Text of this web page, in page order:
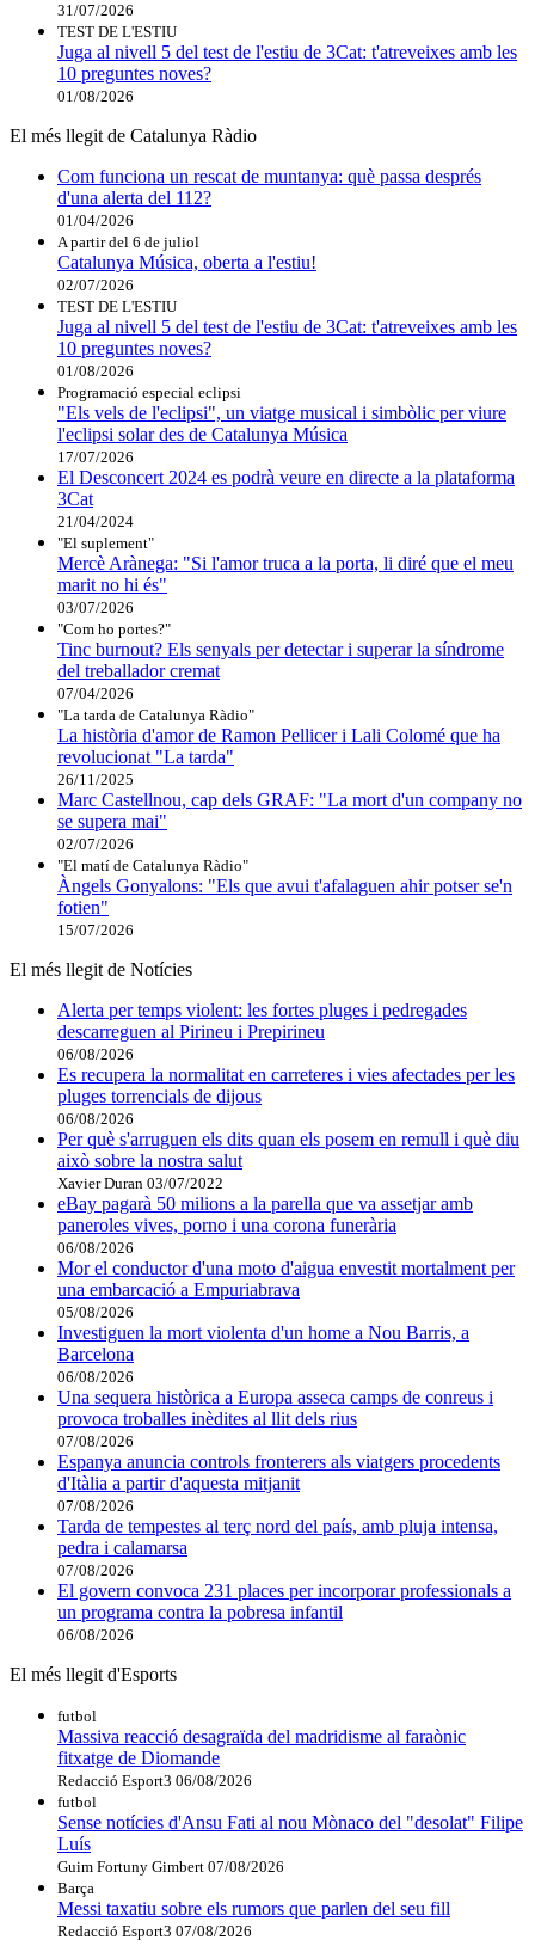
31/07/2026
TEST DE L'ESTIU
Juga al nivell 5 del test de l'estiu de 3Cat: t'atreveixes amb les
10 preguntes noves?
01/08/2026
El més llegit de Catalunya Ràdio
Com funciona un rescat de muntanya: què passa després
d'una alerta del 112?
01/04/2026
A partir del 6 de juliol
Catalunya Música, oberta a l'estiu!
02/07/2026
TEST DE L'ESTIU
Juga al nivell 5 del test de l'estiu de 3Cat: t'atreveixes amb les
10 preguntes noves?
01/08/2026
Programació especial eclipsi
"Els vels de l'eclipsi", un viatge musical i simbòlic per viure
l'eclipsi solar des de Catalunya Música
17/07/2026
El Desconcert 2024 es podrà veure en directe a la plataforma
3Cat
21/04/2024
"El suplement"
Mercè Arànega: "Si l'amor truca a la porta, li diré que el meu
marit no hi és"
03/07/2026
"Com ho portes?"
Tinc burnout? Els senyals per detectar i superar la síndrome
del treballador cremat
07/04/2026
"La tarda de Catalunya Ràdio"
La història d'amor de Ramon Pellicer i Lali Colomé que ha
revolucionat "La tarda"
26/11/2025
Marc Castellnou, cap dels GRAF: "La mort d'un company no
se supera mai"
02/07/2026
"El matí de Catalunya Ràdio"
Àngels Gonyalons: "Els que avui t'afalaguen ahir potser se'n
fotien"
15/07/2026
El més llegit de Notícies
Alerta per temps violent: les fortes pluges i pedregades
descarreguen al Pirineu i Prepirineu
06/08/2026
Es recupera la normalitat en carreteres i vies afectades per les
pluges torrencials de dijous
06/08/2026
Per què s'arruguen els dits quan els posem en remull i què diu
això sobre la nostra salut
Xavier Duran 03/07/2022
eBay pagarà 50 milions a la parella que va assetjar amb
paneroles vives, porno i una corona funerària
06/08/2026
Mor el conductor d'una moto d'aigua envestit mortalment per
una embarcació a Empuriabrava
05/08/2026
Investiguen la mort violenta d'un home a Nou Barris, a
Barcelona
06/08/2026
Una sequera històrica a Europa asseca camps de conreus i
provoca troballes inèdites al llit dels rius
07/08/2026
Espanya anuncia controls fronterers als viatgers procedents
d'Itàlia a partir d'aquesta mitjanit
07/08/2026
Tarda de tempestes al terç nord del país, amb pluja intensa,
pedra i calamarsa
07/08/2026
El govern convoca 231 places per incorporar professionals a
un programa contra la pobresa infantil
06/08/2026
El més llegit d'Esports
futbol
Massiva reacció desagraïda del madridisme al faraònic
fitxatge de Diomande
Redacció Esport3 06/08/2026
futbol
Sense notícies d'Ansu Fati al nou Mònaco del "desolat" Filipe
Luís
Guim Fortuny Gimbert 07/08/2026
Barça
Messi taxatiu sobre els rumors que parlen del seu fill
Redacció Esport3 07/08/2026